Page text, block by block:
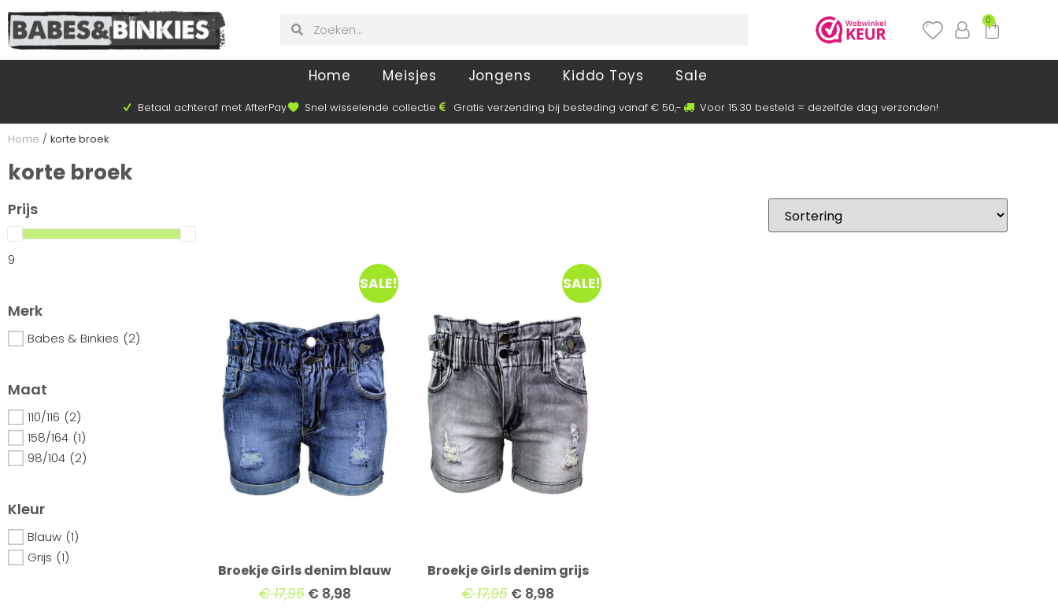
0
Home Meisjes Jongens Kiddo Toys Sale
Betaal achteraf met AfterPay Snel wisselende collectie Gratis verzending bij besteding vanaf € 50,- Voor 15:30 besteld = dezelfde dag verzonden!
Home / korte broek
korte broek
Prijs
9
Merk
Babes & Binkies (2)
Maat
110/116 (2)
158/164 (1)
98/104 (2)
Kleur
Blauw (1)
Grijs (1)
SALE!
Broekje Girls denim blauw
€17,95 €8,98
SALE!
Broekje Girls denim grijs
€17,95 €8,98